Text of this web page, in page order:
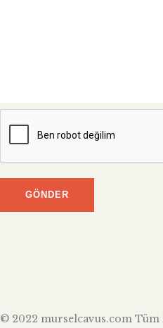
© 2022 murselcavus.com Tüm